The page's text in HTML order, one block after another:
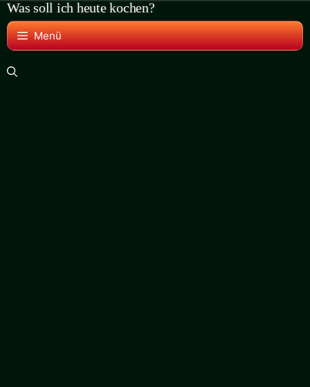
Zum
Inhalt
springen
Was soll ich heute kochen?
Menü